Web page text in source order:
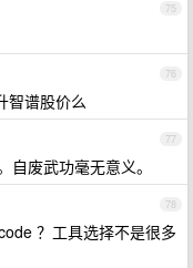
75
76
智谱股价么
77
废武功毫无意义。
78
？工具选择不是很多